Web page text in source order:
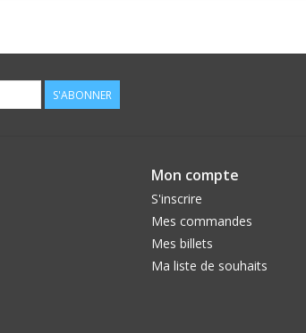
S'ABONNER
Mon compte
S'inscrire
Mes commandes
Mes billets
Ma liste de souhaits